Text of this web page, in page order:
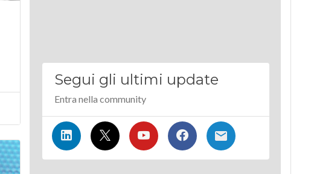
Segui gli ultimi update
Entra nella community